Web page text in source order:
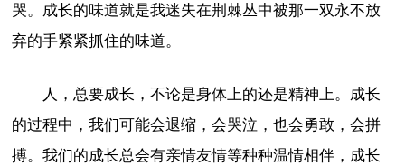
哭。成长的味道就是我迷失在荆棘丛中被那一双永不放
弃的手紧紧抓住的味道。
人，总要成长，不论是身体上的还是精神上。成长
的过程中，我们可能会退缩，会哭泣，也会勇敢，会拼
搏。我们的成长总会有亲情友情等种种温情相伴，成长